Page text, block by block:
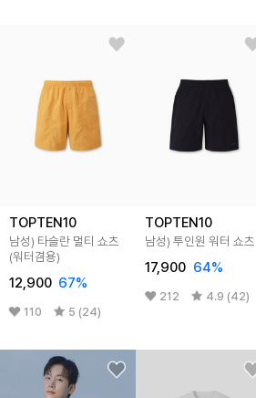
TOPTEN10
남성) 타슬란 멀티 쇼츠
(워터겸용)
12,900 67%
110 5 (24)
TOPTEN10
남성) 투인원 워터 쇼츠
17,900 64%
212 4.9 (42)